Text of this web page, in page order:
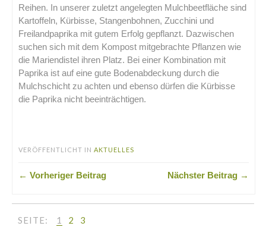
Reihen. In unserer zuletzt angelegten Mulchbeetfläche sind
Kartoffeln, Kürbisse, Stangenbohnen, Zucchini und
Freilandpaprika mit gutem Erfolg gepflanzt. Dazwischen
suchen sich mit dem Kompost mitgebrachte Pflanzen wie
die Mariendistel ihren Platz. Bei einer Kombination mit
Paprika ist auf eine gute Bodenabdeckung durch die
Mulchschicht zu achten und ebenso dürfen die Kürbisse
die Paprika nicht beeinträchtigen.
VERÖFFENTLICHT IN AKTUELLES
← Vorheriger Beitrag Nächster Beitrag →
SEITE: 1 2 3